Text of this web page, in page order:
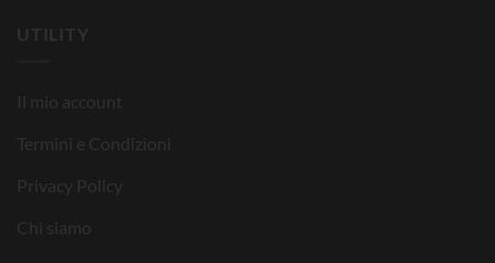
UTILITY
Il mio account
Termini e Condizioni
Privacy Policy
Chi siamo